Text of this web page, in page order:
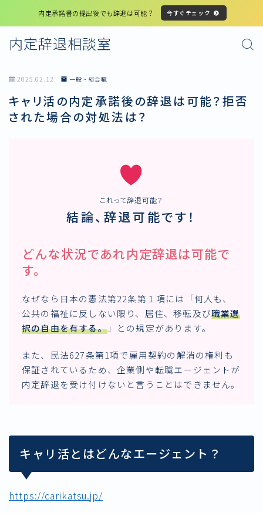
内定承諾書の提出後でも辞退は可能？ 今すぐチェック
内定辞退相談室
2025.02.12 一般・総合職
キャリ活の内定承諾後の辞退は可能？拒否
された場合の対処法は？
これって辞退可能？
結論、辞退可能です！
どんな状況であれ内定辞退は可能で
す。
なぜなら日本の憲法第22条第１項には「何人も、
公共の福祉に反しない限り、居住、移転及び職業選
択の自由を有する。」との規定があります。
また、民法627条第1項で雇用契約の解消の権利も
保証されているため、企業側や転職エージェントが
内定辞退を受け付けないと言うことはできません。
キャリ活とはどんなエージェント？
https://carikatsu.jp/